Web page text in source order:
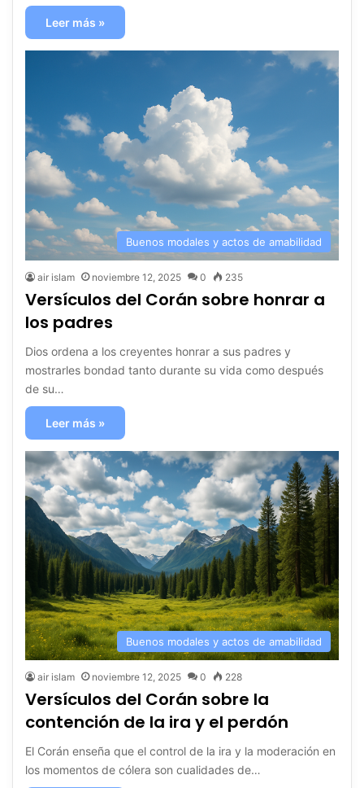
Leer más »
Buenos modales y actos de amabilidad
air islam noviembre 12, 2025 0 235
Versículos del Corán sobre honrar a
los padres
Dios ordena a los creyentes honrar a sus padres y
mostrarles bondad tanto durante su vida como después
de su…
Leer más »
Buenos modales y actos de amabilidad
air islam noviembre 12, 2025 0 228
Versículos del Corán sobre la
contención de la ira y el perdón
El Corán enseña que el control de la ira y la moderación en
los momentos de cólera son cualidades de…